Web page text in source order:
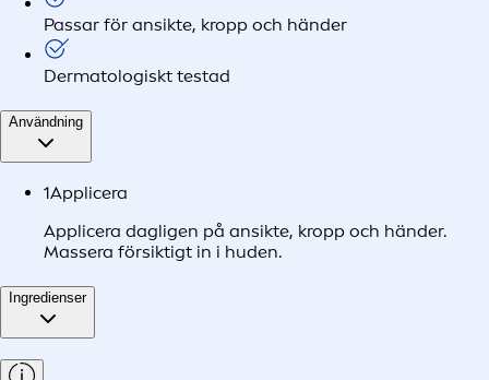
Passar för ansikte, kropp och händer
Dermatologiskt testad
Användning
1Applicera
Applicera dagligen på ansikte, kropp och händer.
Massera försiktigt in i huden.
Ingredienser